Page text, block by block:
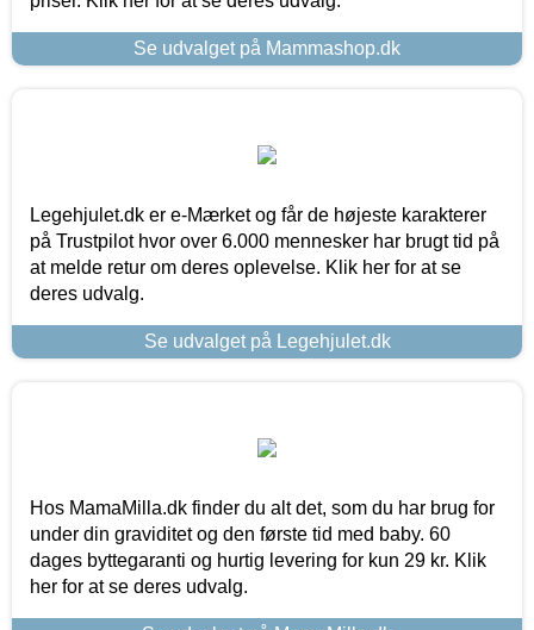
Se udvalget på Mammashop.dk
Legehjulet.dk er e-Mærket og får de højeste karakterer
på Trustpilot hvor over 6.000 mennesker har brugt tid på
at melde retur om deres oplevelse. Klik her for at se
deres udvalg.
Se udvalget på Legehjulet.dk
Hos MamaMilla.dk finder du alt det, som du har brug for
under din graviditet og den første tid med baby. 60
dages byttegaranti og hurtig levering for kun 29 kr. Klik
her for at se deres udvalg.